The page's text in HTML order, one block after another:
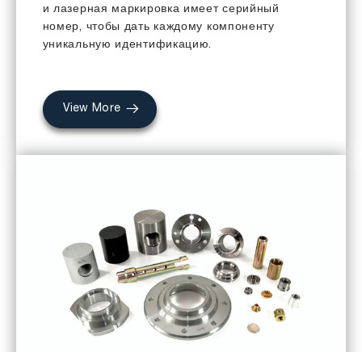
и лазерная маркировка имеет серийный
номер, чтобы дать каждому компоненту
уникальную идентификацию.
View More